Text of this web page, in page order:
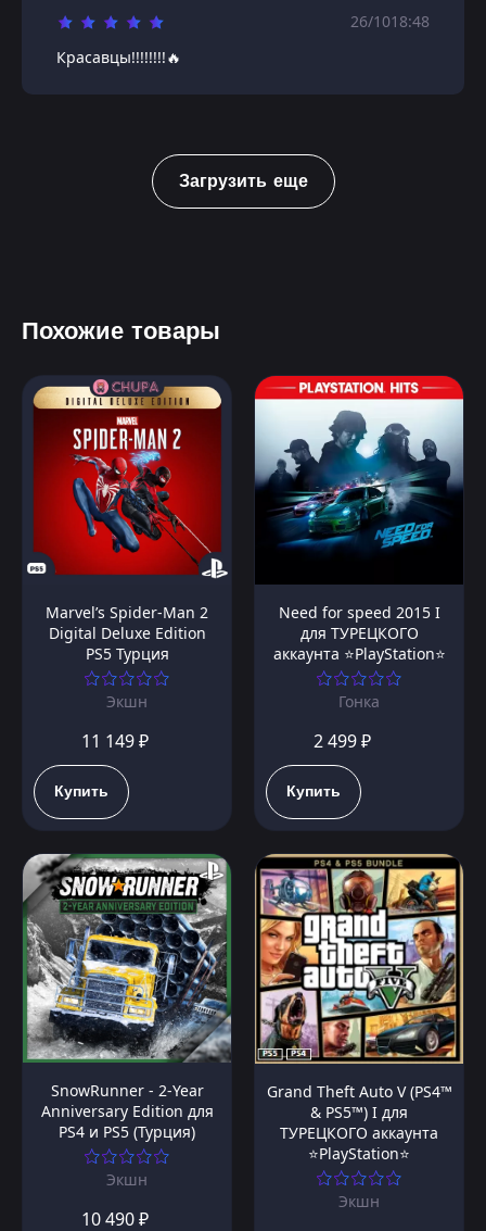
26/1018:48
Красавцы!!!!!!!!🔥
Загрузить еще
Похожие товары
Marvel’s Spider-Man 2
Digital Deluxe Edition
PS5 Турция
Экшн
11 149 ₽
Купить
Need for speed 2015 I
для ТУРЕЦКОГО
аккаунта ⭐PlayStation⭐
Гонка
2 499 ₽
Купить
SnowRunner - 2-Year
Anniversary Edition для
PS4 и PS5 (Турция)
Экшн
10 490 ₽
Grand Theft Auto V (PS4™
& PS5™) I для
ТУРЕЦКОГО аккаунта
⭐PlayStation⭐
Экшн